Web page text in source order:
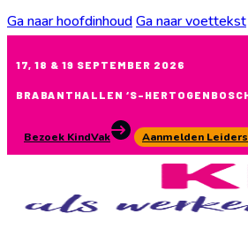
Ga naar hoofdinhoudGa naar voettekst
17, 18 & 19 SEPTEMBER 2026
BRABANTHALLEN ‘S-
Bezoek KindVak Aanmelden